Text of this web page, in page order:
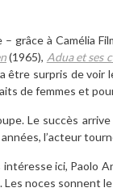
grâce à Camélia
(1965), Adua et ses
être surpris de
de femmes et
Le succès arrive
l’acteur
ici, Paolo
noces sonnent